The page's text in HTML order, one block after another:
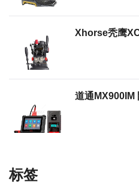
Xhorse秃鹰
道通MX900IM
标签